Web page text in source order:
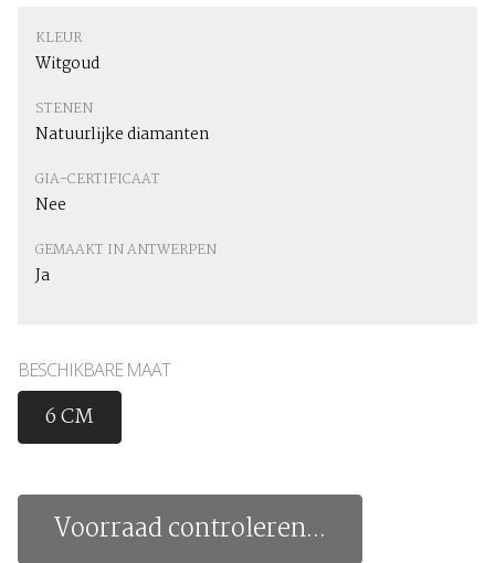
KLEUR
Witgoud
STENEN
Natuurlijke diamanten
GIA-CERTIFICAAT
Nee
GEMAAKT IN ANTWERPEN
Ja
BESCHIKBARE MAAT
6 CM
Voorraad controleren...